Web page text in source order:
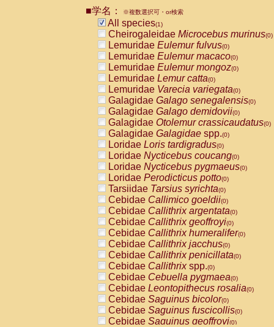
■学名： ※複数選択可・or検索
All species(1)
Cheirogaleidae Microcebus murinus(0)
Lemuridae Eulemur fulvus(0)
Lemuridae Eulemur macaco(0)
Lemuridae Eulemur mongoz(0)
Lemuridae Lemur catta(0)
Lemuridae Varecia variegata(0)
Galagidae Galago senegalensis(0)
Galagidae Galago demidovii(0)
Galagidae Otolemur crassicaudatus(0)
Galagidae Galagidae spp.(0)
Loridae Loris tardigradus(0)
Loridae Nycticebus coucang(0)
Loridae Nycticebus pygmaeus(0)
Loridae Perodicticus potto(0)
Tarsiidae Tarsius syrichta(0)
Cebidae Callimico goeldii(0)
Cebidae Callithrix argentata(0)
Cebidae Callithrix geoffroyi(0)
Cebidae Callithrix humeralifer(0)
Cebidae Callithrix jacchus(0)
Cebidae Callithrix penicillata(0)
Cebidae Callithrixspp.(0)
Cebidae Cebuella pygmaea(0)
Cebidae Leontopithecus rosalia(0)
Cebidae Saguinus bicolor(0)
Cebidae Saguinus fuscicollis(0)
Cebidae Saguinus geoffroyi(0)